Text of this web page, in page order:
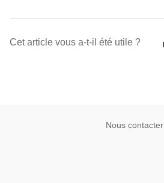
Cet article vous a-t-il été utile ?
Nous contacter